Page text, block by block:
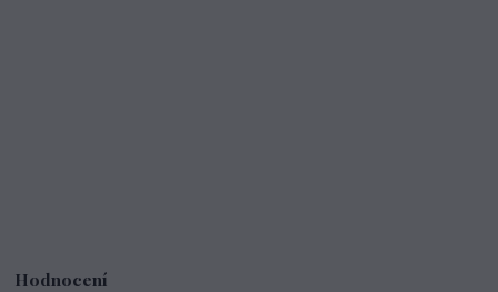
Hodnocení